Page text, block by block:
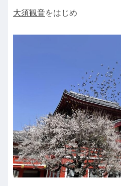
大須観音をはじめ